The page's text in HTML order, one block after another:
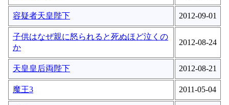
容疑者天皇陛下 2012-09-01
子供はなぜ親に怒られると死ぬほど泣くの
か
2012-08-24
天皇皇后両陛下 2012-08-21
魔王3 2011-05-04